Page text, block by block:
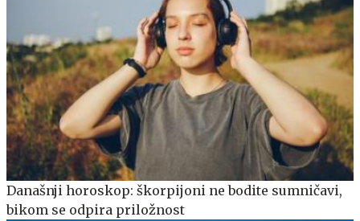
Današnji horoskop: škorpijoni ne bodite sumničavi,
bikom se odpira priložnost